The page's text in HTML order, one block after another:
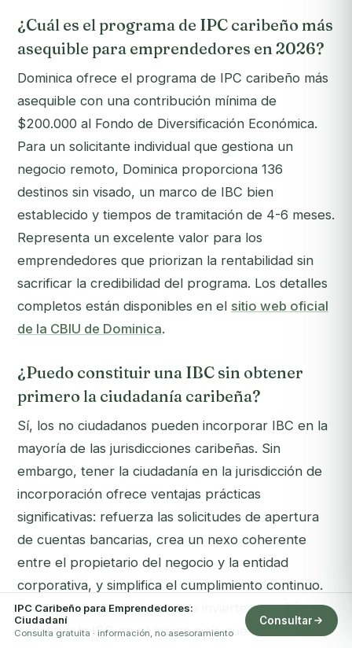
¿Cuál es el programa de IPC caribeño más
asequible para emprendedores en 2026?
Dominica ofrece el programa de IPC caribeño más
asequible con una contribución mínima de
$200.000 al Fondo de Diversificación Económica.
Para un solicitante individual que gestiona un
negocio remoto, Dominica proporciona 136
destinos sin visado, un marco de IBC bien
establecido y tiempos de tramitación de 4-6 meses.
Representa un excelente valor para los
emprendedores que priorizan la rentabilidad sin
sacrificar la credibilidad del programa. Los detalles
completos están disponibles en el sitio web oficial
de la CBIU de Dominica.
¿Puedo constituir una IBC sin obtener
primero la ciudadanía caribeña?
Sí, los no ciudadanos pueden incorporar IBC en la
mayoría de las jurisdicciones caribeñas. Sin
embargo, tener la ciudadanía en la jurisdicción de
incorporación ofrece ventajas prácticas
significativas: refuerza las solicitudes de apertura
de cuentas bancarias, crea un nexo coherente
entre el propietario del negocio y la entidad
corporativa, y simplifica el cumplimiento continuo.
Para los emprendedores que invierten en IPC,
constituir la IBC en el mismo país que su nueva
IPC Caribeño para Emprendedores:
Ciudadaní
Consulta gratuita · información, no asesoramiento
Consultar